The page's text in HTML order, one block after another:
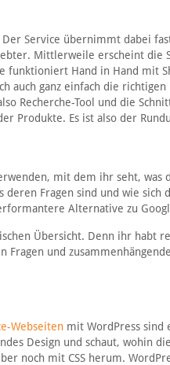
Der Service übernimmt dabei
Mittlerweile erscheint die
funktioniert Hand in Hand mit
auch ganz einfach die
Recherche-Tool und die
Produkte. Es ist also der
mit dem ihr seht, was
deren Fragen sind und wie
Alternative zu
Übersicht. Denn ihr habt
und
Webseitenmit WordPress sind
Design und schaut, wohin
noch mit CSS herum.